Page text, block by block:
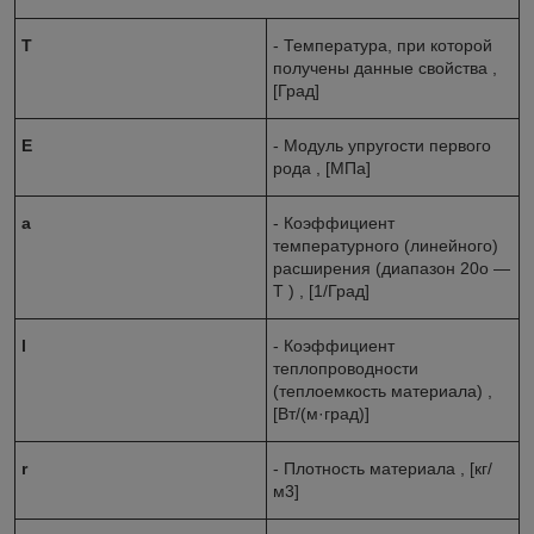
T
- Температура, при которой
получены данные свойства ,
[Град]
E
- Модуль упругости первого
рода , [МПа]
a
- Коэффициент
температурного (линейного)
расширения (диапазон 20o ―
T ) , [1/Град]
l
- Коэффициент
теплопроводности
(теплоемкость материала) ,
[Вт/(м·град)]
r
- Плотность материала , [кг/
м3]